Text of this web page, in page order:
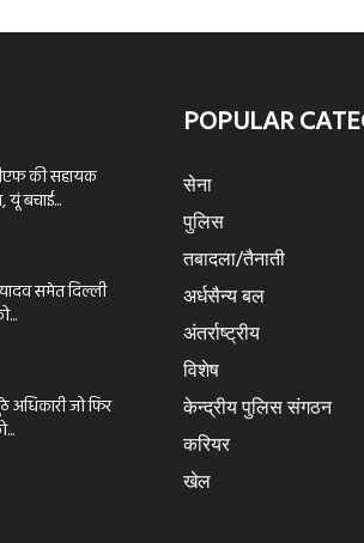
की सहायक
यूं बचाई...
समेत दिल्ली
जो फिर
POPULAR
सेना
पुलिस
तबादला/तैनाती
अर्धसैन्य बल
अंतर्राष्ट्रीय
विशेष
केन्द्रीय पुलिस संगठन
करियर
खेल